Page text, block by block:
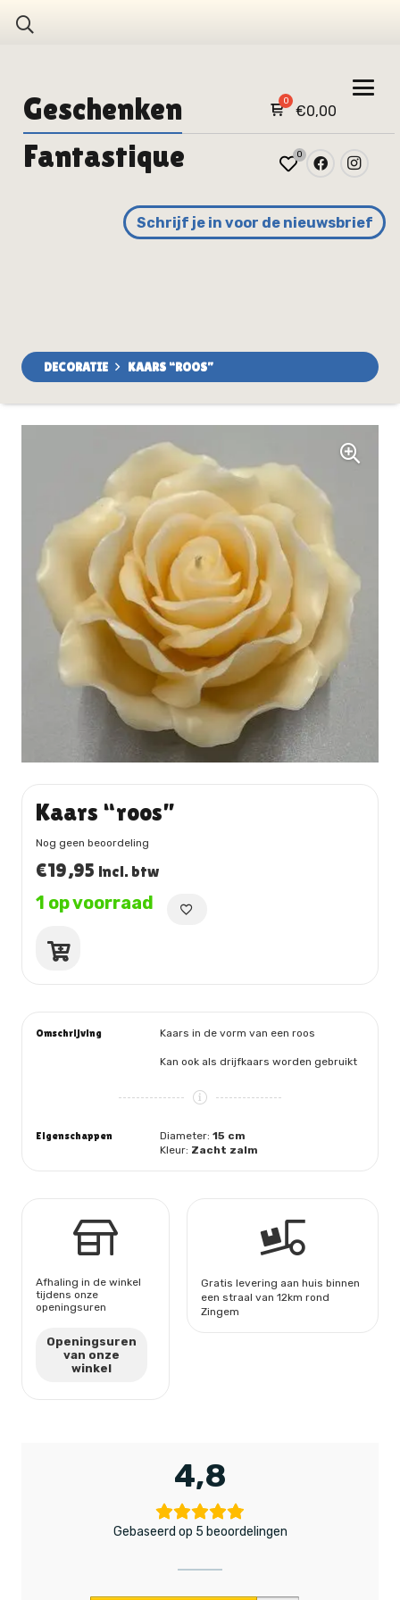
Geschenken €0,00
Fantastique 0
Schrijf je in voor de nieuwsbrief
DECORATIE KAARS “ROOS”
Kaars “roos”
Nog geen beoordeling
€19,95 incl. btw
1 op voorraad
Kaars
Omschrijving Kaars in de vorm van een roos
Kan ook als drijfkaars worden gebruikt
Eigenschappen Diameter:15 cm
Kleur: Zacht zalm
Afhaling in de winkel
tijdens onze
openingsuren
Openingsuren
van onze
winkel
Gratis levering aan huis binnen
een straal van 12km rond
Zingem
4,8
Gebaseerd op 5 beoordelingen